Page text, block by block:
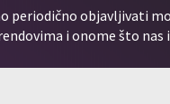
periodično objavljivati
i onome što nas